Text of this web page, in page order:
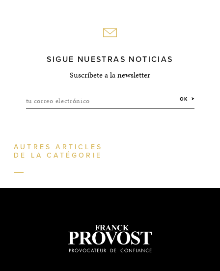
SIGUE NUESTRAS NOTICIAS
Suscríbete a la newsletter
tu correo electrónico OK
AUTRES ARTICLES
DE LA CATÉGORIE